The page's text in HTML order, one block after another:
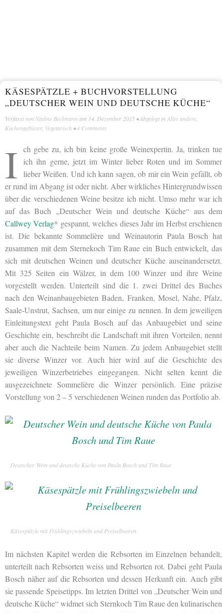
KÄSESPÄTZLE + BUCHVORSTELLUNG
„DEUTSCHER WEIN UND DEUTSCHE KÜCHE“
Verfasst von Nadine Beckmann am 14. Dezember 2015 • Abgelegt in Alles andere
Küchengeflüster, Vegetarisch •4 Comments
I ch gebe zu, ich bin keine große Weinexpertin. Ja, trinken tue
ich ihn gerne, jetzt im Winter lieber Roten und im Sommer
lieber Weißen. Und ich kann sagen, ob mir ein Wein gefällt, ob
er rund im Abgang ist oder nicht. Aber wirkliches Hintergrundwissen
über die verschiedenen Weine besitze ich nicht. Umso mehr war ich
auf das Buch „Deutscher Wein und deutsche Küche“ aus dem
Callwey Verlag* gespannt, welches dieses Jahr im Herbst erschienen
ist. Die bekannte Sommelière und Weinautorin Paula Bosch hat
zusammen mit dem Sternekoch Tim Raue ein Buch entwickelt, das
sich mit deutschen Weinen und deutscher Küche auseinandersetzt.
Mit 325 Seiten ein Wälzer, in dem 100 Winzer und ihre Weine
vorgestellt werden. Unterteilt sind die 1. zwei Drittel des Buches
nach den Weinanbaugebieten Baden, Franken, Mosel, Nahe, Pfalz,
Saale-Unstrut, Sachsen, um nur einige zu nennen. In dem jeweiligen
Einleitungstext geht Paula Bosch auf das Anbaugebiet und seine
Geschichte ein, beschreibt die Landschaft mit ihren Vorteilen, nennt
aber auch die Nachteile beim Namen. Zu jedem Anbaugebiet stellt
sie diverse Winzer vor. Auch hier wird auf die Geschichte des
jeweiligen Winzerbetriebes eingegangen. Nicht selten kennt die
ausgezeichnete Sommelière die Winzer persönlich. Eine präzise
Vorstellung von 2 – 5 verschiedenen Weinen runden das Portfolio ab.
Deutscher Wein und deutsche Küche von Paula Bosch und Tim Raue
Käsespätzle mit Frühlingszwiebeln und Preiselbeeren
Im nächsten Kapitel werden die Rebsortenim Einzelnen behandelt,
unterteilt nach Rebsorten weiss und Rebsorten rot. Dabei geht Paula
Bosch näher auf die Rebsorten und dessen Herkunft ein. Auch gibt
sie passende Speisetipps. Im letzten Drittel von „Deutscher Wein und
deutsche Küche“ widmet sich Sternkoch Tim Raue den kulinarischen